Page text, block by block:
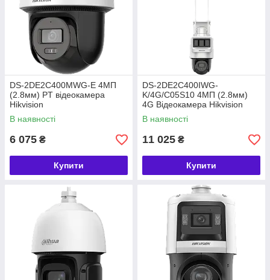
DS-2DE2C400MWG-E 4МП
(2.8мм) PT відеокамера
Hikvision
В наявності
6 075 ₴
Купити
DS-2DE2C400IWG-
K/4G/C05S10 4МП (2.8мм)
4G Відеокамера Hikvision
В наявності
11 025 ₴
Купити